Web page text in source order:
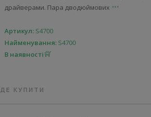
драйверами. Пара дводюймових
Артикул: S4700
Найменування: S4700
В наявності
ДЕ КУПИТИ